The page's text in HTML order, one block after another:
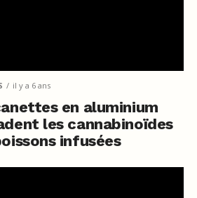
il y a 6 ans
en aluminium
les cannabinoïdes
infusées